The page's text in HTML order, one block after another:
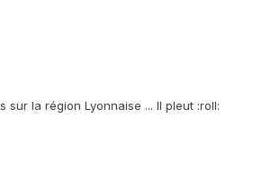
sur la région Lyonnaise ... Il pleut :roll: